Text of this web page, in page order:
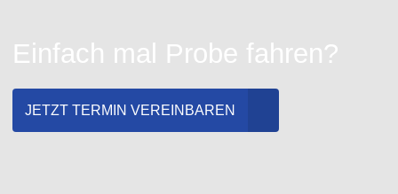
Einfach mal Probe fahren?
JETZT TERMIN VEREINBAREN